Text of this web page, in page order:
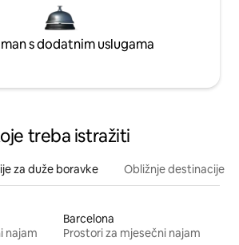
s dodatnim uslugama
treba istražiti
za duže boravke Obližnje destinacije
najam
Barcelona
Prostori za mjesečni najam